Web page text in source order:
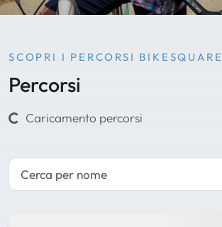
SCOPRI I PERCORSI BIKESQUARE
Percorsi
Caricamento percorsi